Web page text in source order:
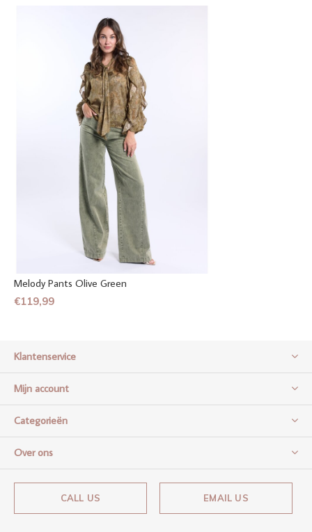
Melody Pants Olive Green
€119,99
Klantenservice
Mijn account
Categorieën
Over ons
CALL US EMAIL US